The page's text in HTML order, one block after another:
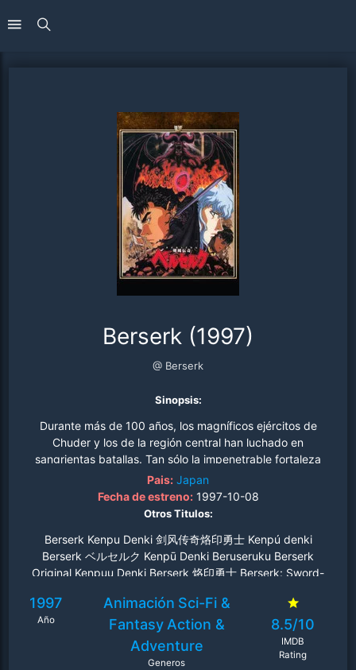
Berserk (1997)
@ Berserk
Sinopsis:
Durante más de 100 años, los magníficos ejércitos de
Chuder y los de la región central han luchado en
sangrientas batallas. Tan sólo la impenetrable fortaleza
Doldery mantiene al Imperio de Chuder a salvo de todas
las guerras que les rodean. La banda de los Halcones
han tomado posiciones en la gran ofensiva. En esta
hasta las puertas de la legendaria fortaleza de Chuder y
desafiar al ejército invencible del General Boscongn..
Pais: Japan
Fecha de estreno:1997-10-08
Otros Titulos:
Berserk Kenpu Denki 剑风传奇烙印勇士 Kenpú denki
Berserk ベルセルク Kenpū Denki Beruseruku Berserk
Original Kenpuu Denki Berserk 烙印勇士 Berserk: Sword-
1997
Año
Animación Sci-Fi &
Fantasy Action &
Adventure
Generos
8.5/10
IMDB
Rating